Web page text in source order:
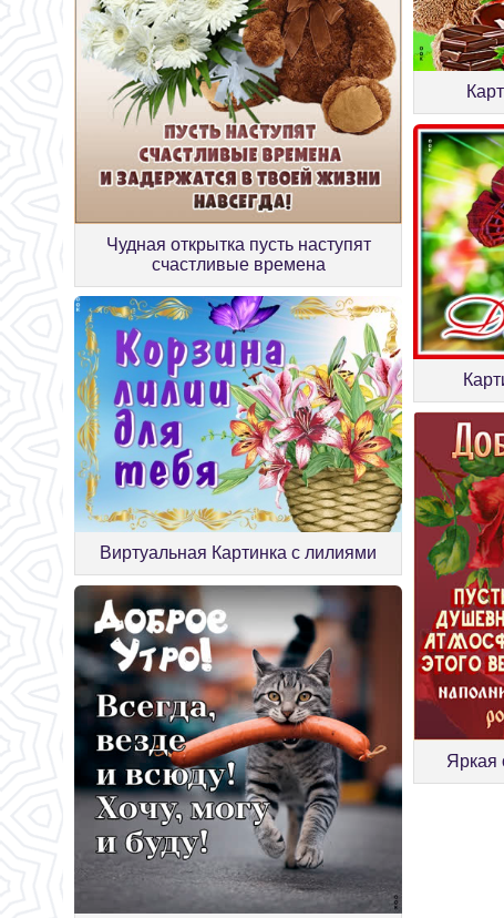
Чудная открытка пусть наступят
счастливые времена
Виртуальная Картинка с лилиями
Яркая